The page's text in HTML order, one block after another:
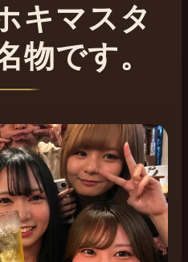
キマスタ
物です。